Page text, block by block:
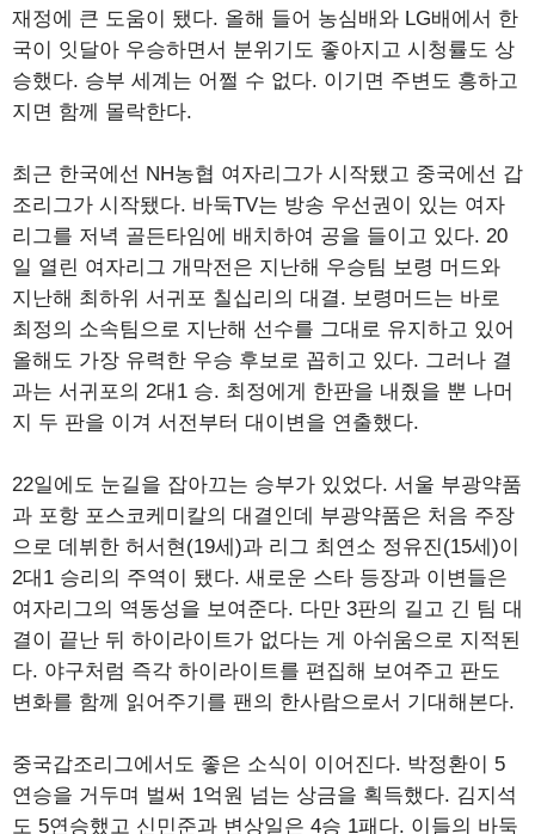
재정에 큰 도움이 됐다. 올해 들어 농심배와 LG배에서 한
국이 잇달아 우승하면서 분위기도 좋아지고 시청률도 상
승했다. 승부 세계는 어쩔 수 없다. 이기면 주변도 흥하고
지면 함께 몰락한다.
최근 한국에선 NH농협 여자리그가 시작됐고 중국에선 갑
조리그가 시작됐다. 바둑TV는 방송 우선권이 있는 여자
리그를 저녁 골든타임에 배치하여 공을 들이고 있다. 20
일 열린 여자리그 개막전은 지난해 우승팀 보령 머드와
지난해 최하위 서귀포 칠십리의 대결. 보령머드는 바로
최정의 소속팀으로 지난해 선수를 그대로 유지하고 있어
올해도 가장 유력한 우승 후보로 꼽히고 있다. 그러나 결
과는 서귀포의 2대1 승. 최정에게 한판을 내줬을 뿐 나머
지 두 판을 이겨 서전부터 대이변을 연출했다.
22일에도 눈길을 잡아끄는 승부가 있었다. 서울 부광약품
과 포항 포스코케미칼의 대결인데 부광약품은 처음 주장
으로 데뷔한 허서현(19세)과 리그 최연소 정유진(15세)이
2대1 승리의 주역이 됐다. 새로운 스타 등장과 이변들은
여자리그의 역동성을 보여준다. 다만 3판의 길고 긴 팀 대
결이 끝난 뒤 하이라이트가 없다는 게 아쉬움으로 지적된
다. 야구처럼 즉각 하이라이트를 편집해 보여주고 판도
변화를 함께 읽어주기를 팬의 한사람으로서 기대해본다.
중국갑조리그에서도 좋은 소식이 이어진다. 박정환이 5
연승을 거두며 벌써 1억원 넘는 상금을 획득했다. 김지석
도 5연승했고 신민준과 변상일은 4승 1패다. 이들의 바둑